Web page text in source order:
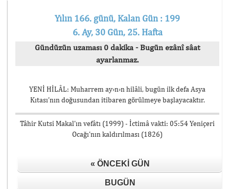
Yılın 166. günü, Kalan Gün : 199
6. Ay, 30 Gün, 25. Hafta
Gündüzün uzaması 0 dakika - Bugün ezânî sâat
ayarlanmaz.
YENİ HİLÂL: Muharrem ay›n›n hilâli, bugün ilk defa Asya
Kıtası’nın doğusundan itibaren görülmeye başlayacaktır.
Tâhir Kutsi Makal’ın vefâtı (1999) - İctimâ vakti: 05:54 Yeniçeri
Ocağı’nın kaldırılması (1826)
« ÖNCEKI GÜN
BUGÜN